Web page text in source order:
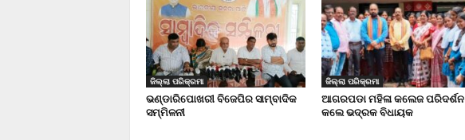
ଜିଲ୍ଲା ପରିକ୍ରମା
ଭଣ୍ଡାରିପୋଖରୀ ବିଜେପିର ସାମ୍ବାଦିକ
ସମ୍ମିଳନୀ
ଜିଲ୍ଲା ପରିକ୍ରମା
ଆଗରପଡା ମହିଳା କଲେଜ ପରିଦର୍ଶନ
କଲେ ଭଦ୍ରକ ବିଧାୟକ